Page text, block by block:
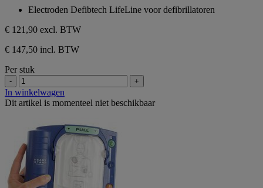
5
sterren.
Electroden Defibtech LifeLine voor defibrillatoren
€ 121,90 excl. BTW
€ 147,50 incl. BTW
Per stuk
- +
In winkelwagen
Dit artikel is momenteel niet beschikbaar